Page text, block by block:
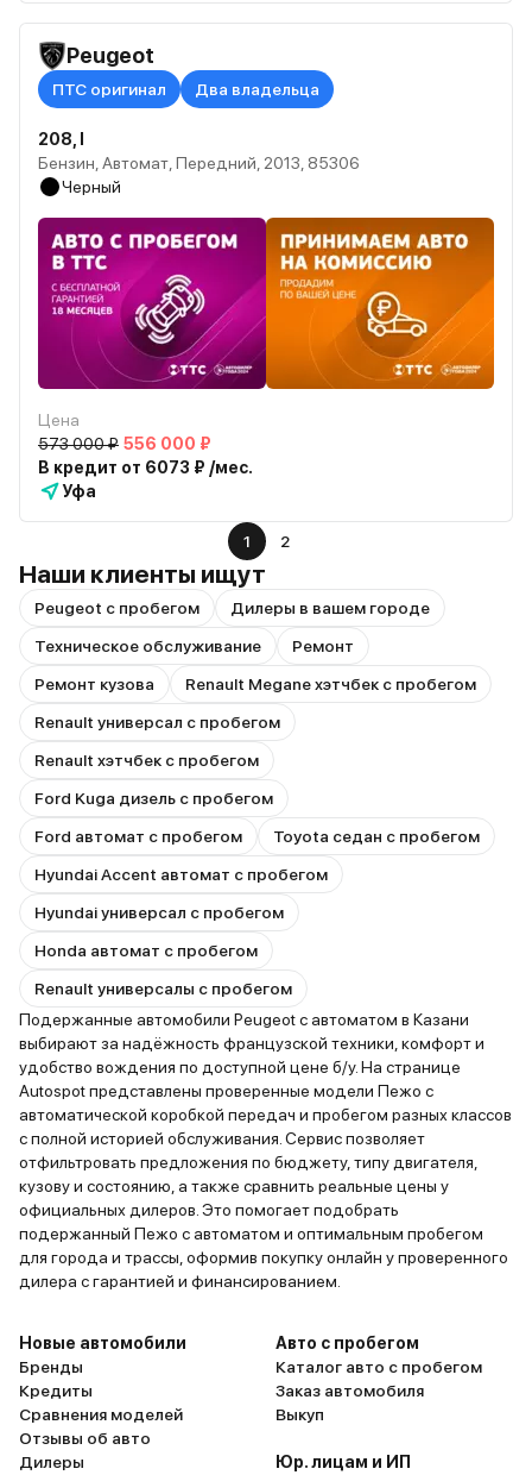
Peugeot
ПТС оригинал Два владельца
208, I
Бензин, Автомат, Передний, 2013, 85306
Черный
Цена
573 000 ₽ 556 000 ₽
В кредит от 6073 ₽ /мес.
Уфа
1 2
Наши клиенты ищут
Peugeot с пробегом
Дилеры в вашем городе
Техническое обслуживание
Ремонт
Ремонт кузова
Renault Megane хэтчбек с пробегом
Renault универсал с пробегом
Renault хэтчбек с пробегом
Ford Kuga дизель с пробегом
Ford автомат с пробегом
Toyota седан с пробегом
Hyundai Accent автомат с пробегом
Hyundai универсал с пробегом
Honda автомат с пробегом
Renault универсалы с пробегом
Подержанные автомобили Peugeot с автоматом в Казани
выбирают за надёжность французской техники, комфорт и
удобство вождения по доступной цене б/у. На странице
Autospot представлены проверенные модели Пежо с
автоматической коробкой передач и пробегом разных классов
с полной историей обслуживания. Сервис позволяет
отфильтровать предложения по бюджету, типу двигателя,
кузову и состоянию, а также сравнить реальные цены у
официальных дилеров. Это помогает подобрать
подержанный Пежо с автоматом и оптимальным пробегом
для города и трассы, оформив покупку онлайн у проверенного
дилера с гарантией и финансированием.
Новые автомобили
Бренды
Кредиты
Сравнения моделей
Отзывы об авто
Дилеры
Авто с пробегом
Каталог авто с пробегом
Заказ автомобиля
Выкуп
Юр. лицам и ИП